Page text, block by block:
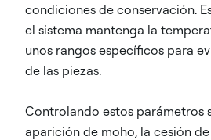
condiciones de conservación.
el sistema mantenga la
unos rangos específicos para
de las piezas.
Controlando estos parámetros
aparición de moho, la cesión